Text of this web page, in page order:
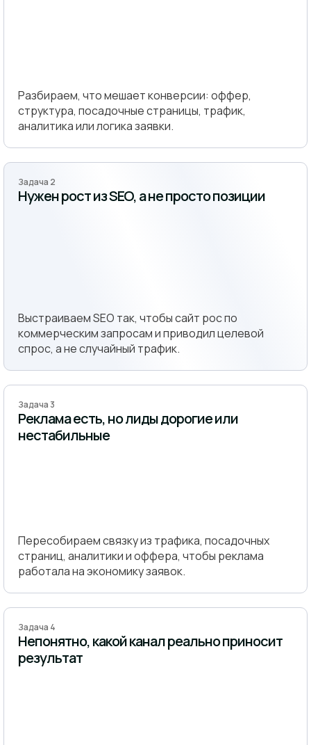
Разбираем, что мешает конверсии: оффер,
структура, посадочные страницы, трафик,
аналитика или логика заявки.
Задача 2
Нужен рост из SEO, а не просто позиции
Выстраиваем SEO так, чтобы сайт рос по
коммерческим запросам и приводил целевой
спрос, а не случайный трафик.
Задача 3
Реклама есть, но лиды дорогие или
нестабильные
Пересобираем связку из трафика, посадочных
страниц, аналитики и оффера, чтобы реклама
работала на экономику заявок.
Задача 4
Непонятно, какой канал реально приносит
результат